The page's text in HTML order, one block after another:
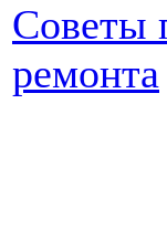
Советы
ремонта